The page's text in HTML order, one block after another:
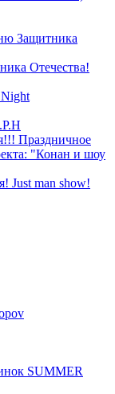
Защитника
Отечества!
Праздничное
"Конан и шоу
Just man show!
SUMMER